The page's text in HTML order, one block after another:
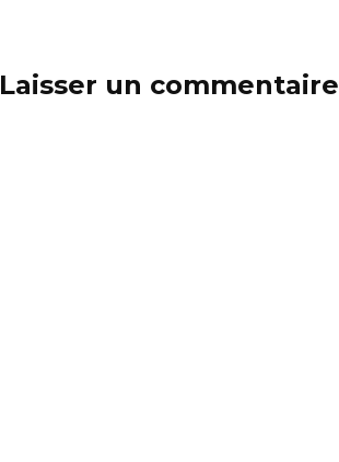
Laisser un commentaire